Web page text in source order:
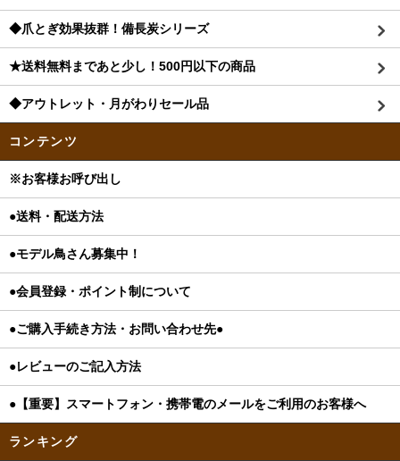
◆爪とぎ効果抜群！備長炭シリーズ
★送料無料まであと少し！500円以下の商品
◆アウトレット・月がわりセール品
コンテンツ
※お客様お呼び出し
●送料・配送方法
●モデル鳥さん募集中！
●会員登録・ポイント制について
●ご購入手続き方法・お問い合わせ先●
●レビューのご記入方法
●【重要】スマートフォン・携帯電のメールをご利用のお客様へ
ランキング